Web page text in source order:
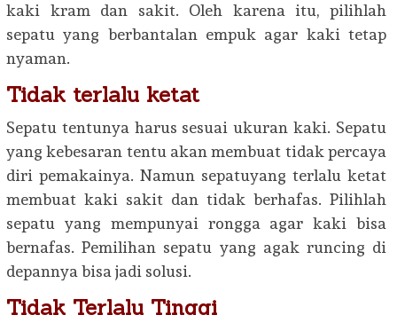
kaki kram dan sakit. Oleh karena itu, pilihlah
sepatu yang berbantalan empuk agar kaki tetap
nyaman.
Tidak terlalu ketat
Sepatu tentunya harus sesuai ukuran kaki. Sepatu
yang kebesaran tentu akan membuat tidak percaya
diri pemakainya. Namun sepatuyang terlalu ketat
membuat kaki sakit dan tidak berhafas. Pilihlah
sepatu yang mempunyai rongga agar kaki bisa
bernafas. Pemilihan sepatu yang agak runcing di
depannya bisa jadi solusi.
Tidak Terlalu Tinggi